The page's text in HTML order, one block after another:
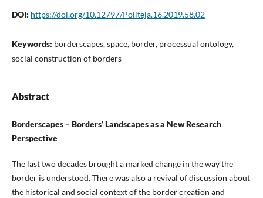
DOI: https://doi.org/10.12797/Politeja.16.2019.58.02
Keywords: borderscapes, space, border, processual ontology,
social construction of borders
Abstract
Borderscapes – Borders’ Landscapes as a New Research
Perspective
The last two decades brought a marked change in the way the
border is understood. There was also a revival of discussion about
the historical and social context of the border creation and